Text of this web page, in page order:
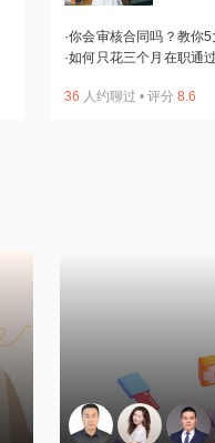
·你会审核合同吗？教你5
·如何只花三个月在职通
36 人约聊过 • 评分 8.6